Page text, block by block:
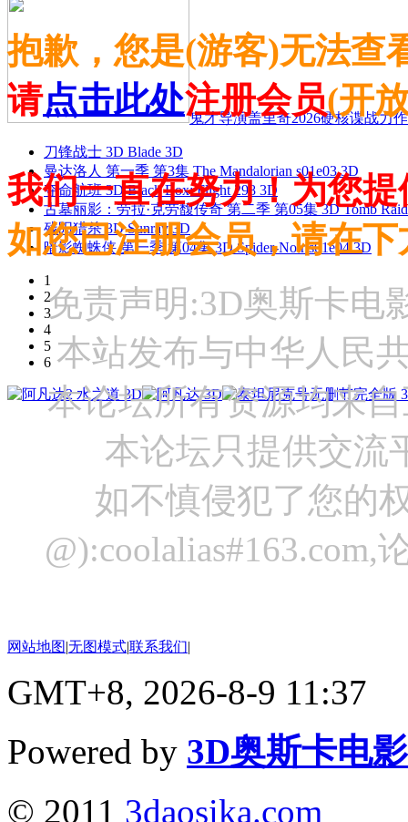
鬼才导演盖里奇2026硬核谍战力
刀锋战士 3D Blade 3D
曼达洛人 第一季 第3集 The Mandalorian s01e03 3D
夺命航班 3D Black Box: Flight 298 3D
古墓丽影：劳拉·克劳馥传奇 第二季 第05集 3D Tomb
残阳猎杀 3D Sunray 3D
暗影蜘蛛侠 第一季 第04集 3D Spider-Noir s01e04 3D
1
2
3
4
5
6
抱歉，您是(游客)无法查
请点击此处注册会员(开
我们一直在努力！为您
如您已注册会员，请在
免责声明:3D奥斯卡电
本站发布与中华人民
本论坛所有资源均来
本论坛只提供交流
如不慎侵犯了您的
网站地图|无图模式|联系我们|
GMT+8, 2026-8-9 11:37
Powered by 3D奥斯卡电
© 2011 3daosika.com